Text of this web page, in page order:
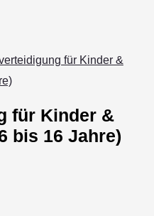
für Kinder &
für Kinder &
bis 16 Jahre)